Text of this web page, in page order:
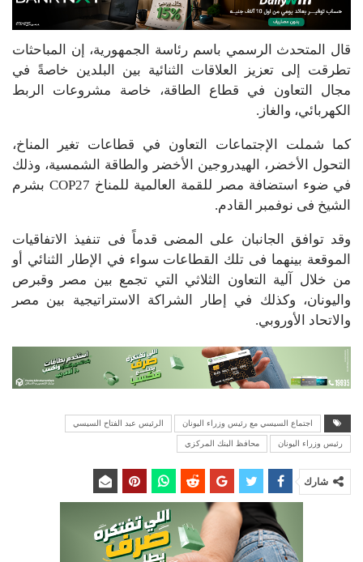
قال المتحدث الرسمي باسم رئاسة الجمهورية، إن المباحثات
تطرقت إلى تعزيز العلاقات الثنائية بين البلدين خاصةً في
مجال التعاون في قطاع الطاقة، خاصة مشروعات الربط
الكهربائي، والغاز.
كما شملت الإجتماعات التعاون في قطاعات تغير المناخ،
التحول الأخضر، الهيدروجين الأخضر والطاقة الشمسية، وذلك
في ضوء استضافة مصر للقمة العالمية للمناخ COP27 بشرم
الشيخ فى نوفمبر القادم.
وقد توافق الجانبان على المضى قدماً فى تنفيذ الاتفاقيات
الموقعة بينهما فى تلك القطاعات سواء في الإطار الثنائي أو
من خلال آلية التعاون الثلاثي التي تجمع بين مصر وقبرص
واليونان، وكذلك في إطار الشراكة الاستراتيجية بين مصر
والاتحاد الأوروبي.
اجتماع السيسي مع رئيس وزراء اليونان الرئيس عبد الفتاح السيسي
رئيس وزراء اليونان محافظ البنك المركزي
شارك